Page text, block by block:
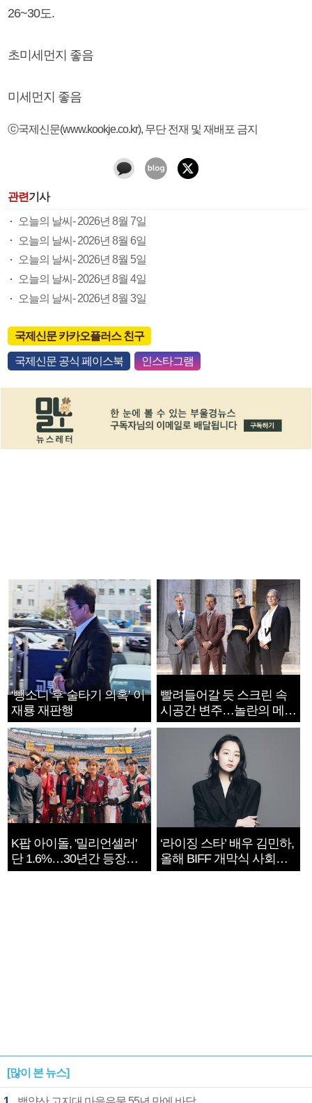
26~30도.
초미세먼지 좋음
미세먼지 좋음
ⓒ국제신문(www.kookje.co.kr), 무단 전재 및 재배포 금지
관련기사
오늘의 날씨- 2026년 8월 7일
오늘의 날씨- 2026년 8월 6일
오늘의 날씨- 2026년 8월 5일
오늘의 날씨- 2026년 8월 4일
오늘의 날씨- 2026년 8월 3일
국제신문 카카오플러스 친구
국제신문 공식 페이스북 인스타그램
‘뺑소니 후 술타기 의혹’ 이
재룡 재판행
빨려들어갈 듯 스크린 속
시공간 변주…놀란의 메시
지는 ‘전쟁 속죄’
K팝 아이돌, '밀리언셀러'
단 1.6%…30년간 등장
1182개팀 전수조사
‘라이징 스타’ 배우 김민하,
올해 BIFF 개막식 사회자
확정
[많이 본 뉴스]